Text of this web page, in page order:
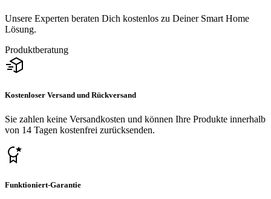
Unsere Experten beraten Dich kostenlos zu Deiner Smart Home
Lösung.
Produktberatung
Kostenloser Versand und Rückversand
Sie zahlen keine Versandkosten und können Ihre Produkte innerhalb
von 14 Tagen kostenfrei zurücksenden.
Funktioniert-Garantie